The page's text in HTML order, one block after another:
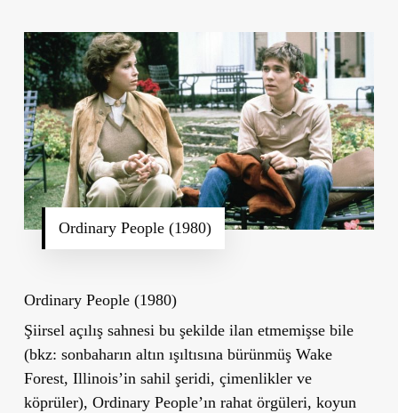
Ordinary People (1980)
Ordinary People (1980)
Şiirsel açılış sahnesi bu şekilde ilan etmemişse bile
(bkz: sonbaharın altın ışıltısına bürünmüş Wake
Forest, Illinois’in sahil şeridi, çimenlikler ve
köprüler), Ordinary People’ın rahat örgüleri, koyun